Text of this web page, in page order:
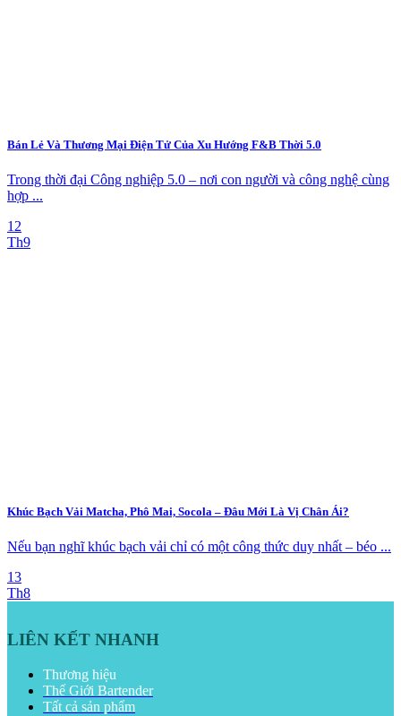
Bán Lẻ Và Thương Mại Điện Tử Của Xu Hướng F&B Thời 5.0
Trong thời đại Công nghiệp 5.0 – nơi con người và công nghệ cùng
hợp ...
12
Th9
Khúc Bạch Vải Matcha, Phô Mai, Socola – Đâu Mới Là Vị Chân Ái?
Nếu bạn nghĩ khúc bạch vải chỉ có một công thức duy nhất – béo ...
13
Th8
LIÊN KẾT NHANH
Thương hiệu
Thế Giới Bartender
Tất cả sản phẩm